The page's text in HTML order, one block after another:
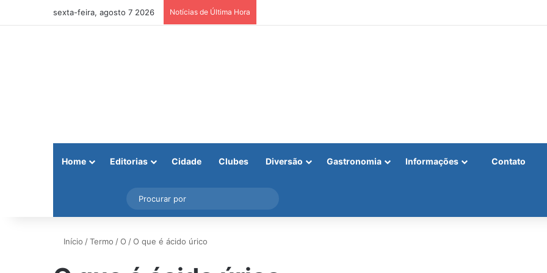
sexta-feira, agosto 7 2026 Notícias de Última Hora
Home Editorias Cidade Clubes Diversão Gastronomia Informações Contato
Instagram
Barra Lateral
por
Início /Termo /O /O que é ácido úrico